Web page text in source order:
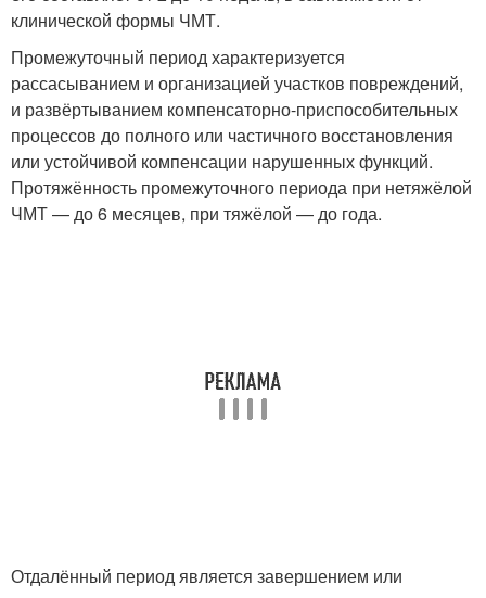
клинической формы ЧМТ.
Промежуточный период характеризуется
рассасыванием и организацией участков повреждений,
и развёртыванием компенсаторно-приспособительных
процессов до полного или частичного восстановления
или устойчивой компенсации нарушенных функций.
Протяжённость промежуточного периода при нетяжёлой
ЧМТ — до 6 месяцев, при тяжёлой — до года.
Отдалённый период является завершением или